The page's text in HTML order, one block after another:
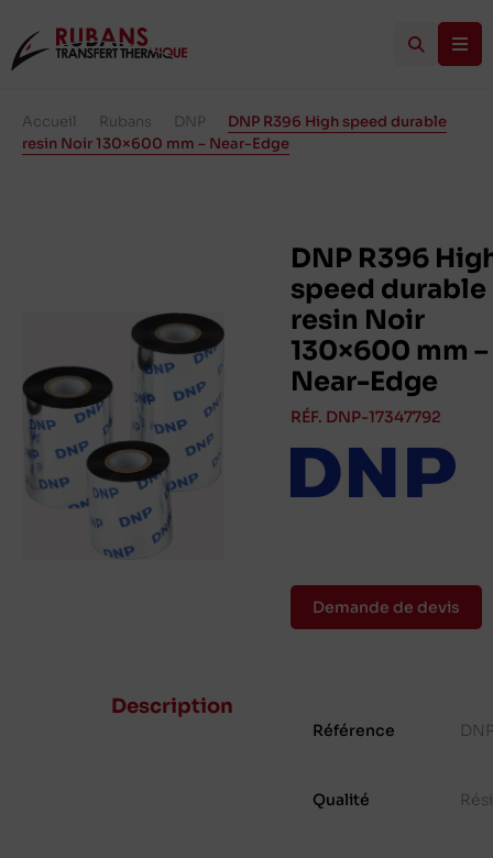
Accueil Rubans DNP
DNP R396 High speed durable
resin Noir 130×600 mm – Near-Edge
DNP R396
speed durable
resin Noir
130×600 mm –
Near-Edge
RÉF. DNP-17347792
Demande de devis
Description
Référence
Qualité